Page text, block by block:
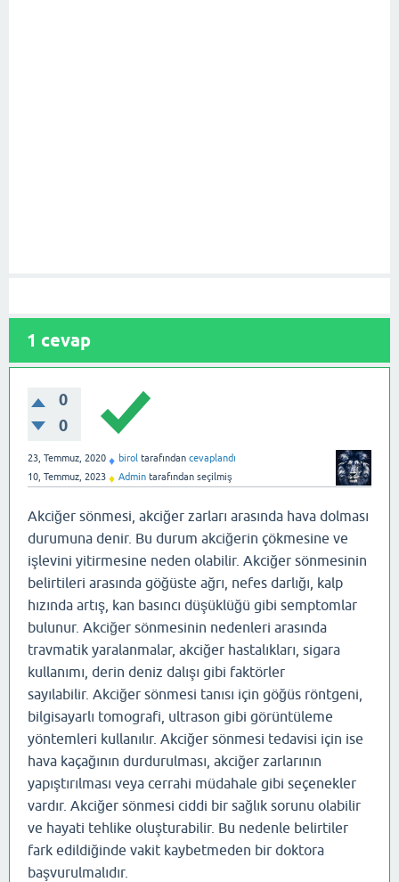
1 cevap
0
0
23, Temmuz, 2020 ♦ birol tarafından cevaplandı
10, Temmuz, 2023 ♦ Admin tarafından seçilmiş
Akciğer sönmesi, akciğer zarları arasında hava dolması
durumuna denir. Bu durum akciğerin çökmesine ve
işlevini yitirmesine neden olabilir. Akciğer sönmesinin
belirtileri arasında göğüste ağrı, nefes darlığı, kalp
hızında artış, kan basıncı düşüklüğü gibi semptomlar
bulunur. Akciğer sönmesinin nedenleri arasında
travmatik yaralanmalar, akciğer hastalıkları, sigara
kullanımı, derin deniz dalışı gibi faktörler
sayılabilir. Akciğer sönmesi tanısı için göğüs röntgeni,
bilgisayarlı tomografi, ultrason gibi görüntüleme
yöntemleri kullanılır. Akciğer sönmesi tedavisi için ise
hava kaçağının durdurulması, akciğer zarlarının
yapıştırılması veya cerrahi müdahale gibi seçenekler
vardır. Akciğer sönmesi ciddi bir sağlık sorunu olabilir
ve hayati tehlike oluşturabilir. Bu nedenle belirtiler
fark edildiğinde vakit kaybetmeden bir doktora
başvurulmalıdır.